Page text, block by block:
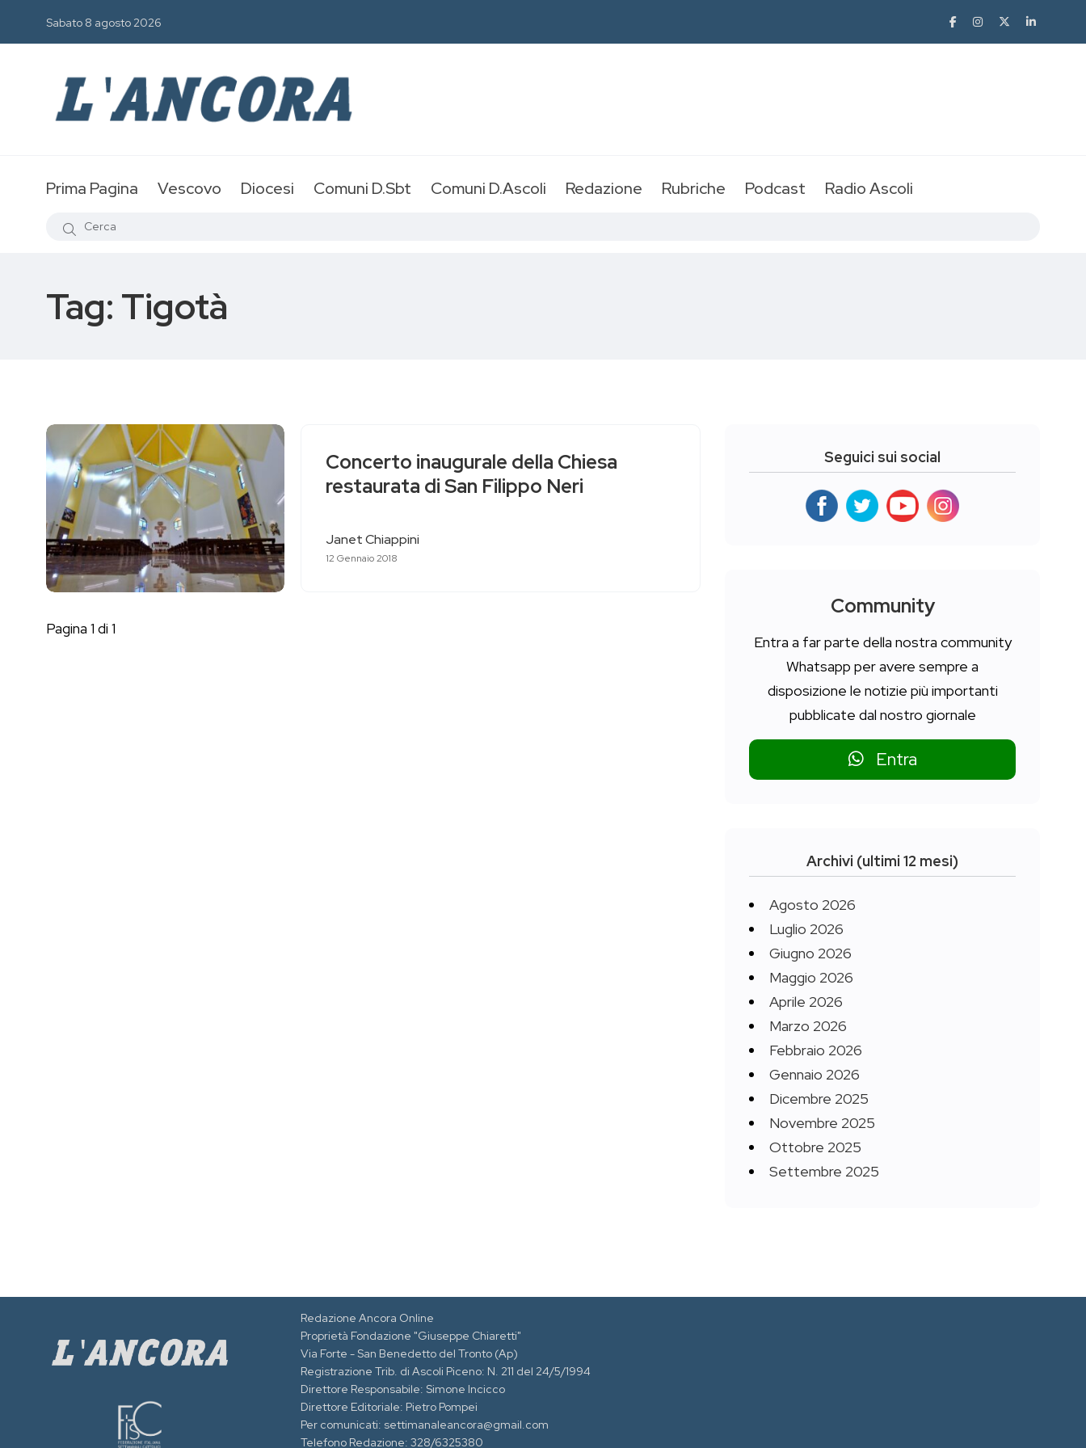
Sabato 8 agosto 2026
Prima Pagina Vescovo Diocesi Comuni D.Sbt Comuni D.Ascoli Redazione Rubriche Podcast Radio Ascoli
Tag: Tigotà
Concerto inaugurale della Chiesa
restaurata di San Filippo Neri
Janet Chiappini
12 Gennaio 2018
Pagina 1 di 1
Seguici sui social
Community
Entra a far parte della nostra community
Whatsapp per avere sempre a
disposizione le notizie più importanti
pubblicate dal nostro giornale
Entra
Archivi (ultimi 12 mesi)
Agosto 2026
Luglio 2026
Giugno 2026
Maggio 2026
Aprile 2026
Marzo 2026
Febbraio 2026
Gennaio 2026
Dicembre 2025
Novembre 2025
Ottobre 2025
Settembre 2025
Redazione Ancora Online
Proprietà Fondazione "Giuseppe Chiaretti"
Via Forte - San Benedetto del Tronto (Ap)
Registrazione Trib. di Ascoli Piceno: N. 211 del 24/5/1994
Direttore Responsabile: Simone Incicco
Direttore Editoriale: Pietro Pompei
Per comunicati: settimanaleancora@gmail.com
Telefono Redazione: 328/6325380